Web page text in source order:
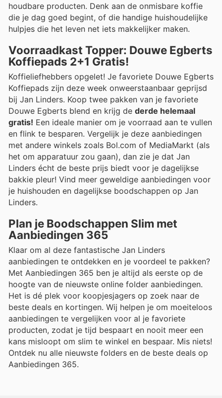
houdbare producten. Denk aan de onmisbare koffie
die je dag goed begint, of die handige huishoudelijke
hulpjes die het leven net iets makkelijker maken.
Voorraadkast Topper: Douwe Egberts
Koffiepads 2+1 Gratis!
Koffieliefhebbers opgelet! Je favoriete Douwe Egberts
Koffiepads zijn deze week onweerstaanbaar geprijsd
bij Jan Linders. Koop twee pakken van je favoriete
Douwe Egberts blend en krijg de derde helemaal
gratis! Een ideale manier om je voorraad aan te vullen
en flink te besparen. Vergelijk je deze aanbiedingen
met andere winkels zoals Bol.com of MediaMarkt (als
het om apparatuur zou gaan), dan zie je dat Jan
Linders écht de beste prijs biedt voor je dagelijkse
bakkie pleur! Vind meer geweldige aanbiedingen voor
je huishouden en dagelijkse boodschappen op Jan
Linders.
Plan je Boodschappen Slim met
Aanbiedingen 365
Klaar om al deze fantastische Jan Linders
aanbiedingen te ontdekken en je voordeel te pakken?
Met Aanbiedingen 365 ben je altijd als eerste op de
hoogte van de nieuwste online folder aanbiedingen.
Het is dé plek voor koopjesjagers op zoek naar de
beste deals en kortingen. Wij helpen je om moeiteloos
aanbiedingen te vergelijken voor al je favoriete
producten, zodat je tijd bespaart en nooit meer een
kans misloopt om slim te winkel en bespaar. Mis niets!
Ontdek nu alle nieuwste folders en de beste deals op
Aanbiedingen 365.